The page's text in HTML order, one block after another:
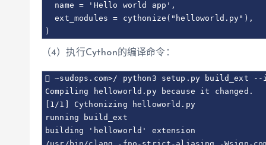
  name = 'Hello world app',
  ext_modules = cythonize("helloworld.py"),
（4）执行Cython的编译命令：
 ~sudops.com>/ python3 setup.py build_ext --
Compiling helloworld.py because it changed.
[1/1] Cythonizing helloworld.py
running build_ext
building 'helloworld' extension